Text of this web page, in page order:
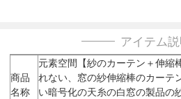
アイテム
商品
名称
元素空間【紗のカーテン＋伸縮
れない、窓の紗伸縮棒のカーテ
い暗号化の天糸の白窓の製品の